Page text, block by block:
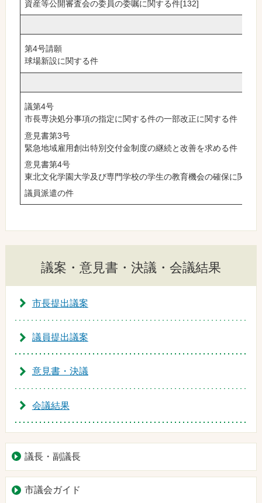
資産等公開審査会の委員の委嘱に関する件[132]
第4号請願
球場新設に関する件
議第4号
市長専決処分事項の指定に関する件の一部改正に関する件
意見書第3号
緊急地域雇用創出特別交付金制度の継続と改善を求める件
意見書第4号
東北文化学園大学及び専門学校の学生の教育機会の確保に関す
議員派遣の件
議案・意見書・決議・会議結果
市長提出議案
議員提出議案
意見書・決議
会議結果
議長・副議長
市議会ガイド